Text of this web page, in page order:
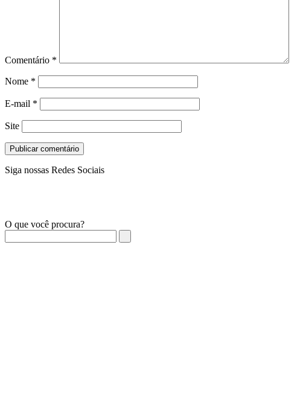
Comentário *
Nome *
E-mail *
Site
Siga nossas Redes Sociais
O que você procura?